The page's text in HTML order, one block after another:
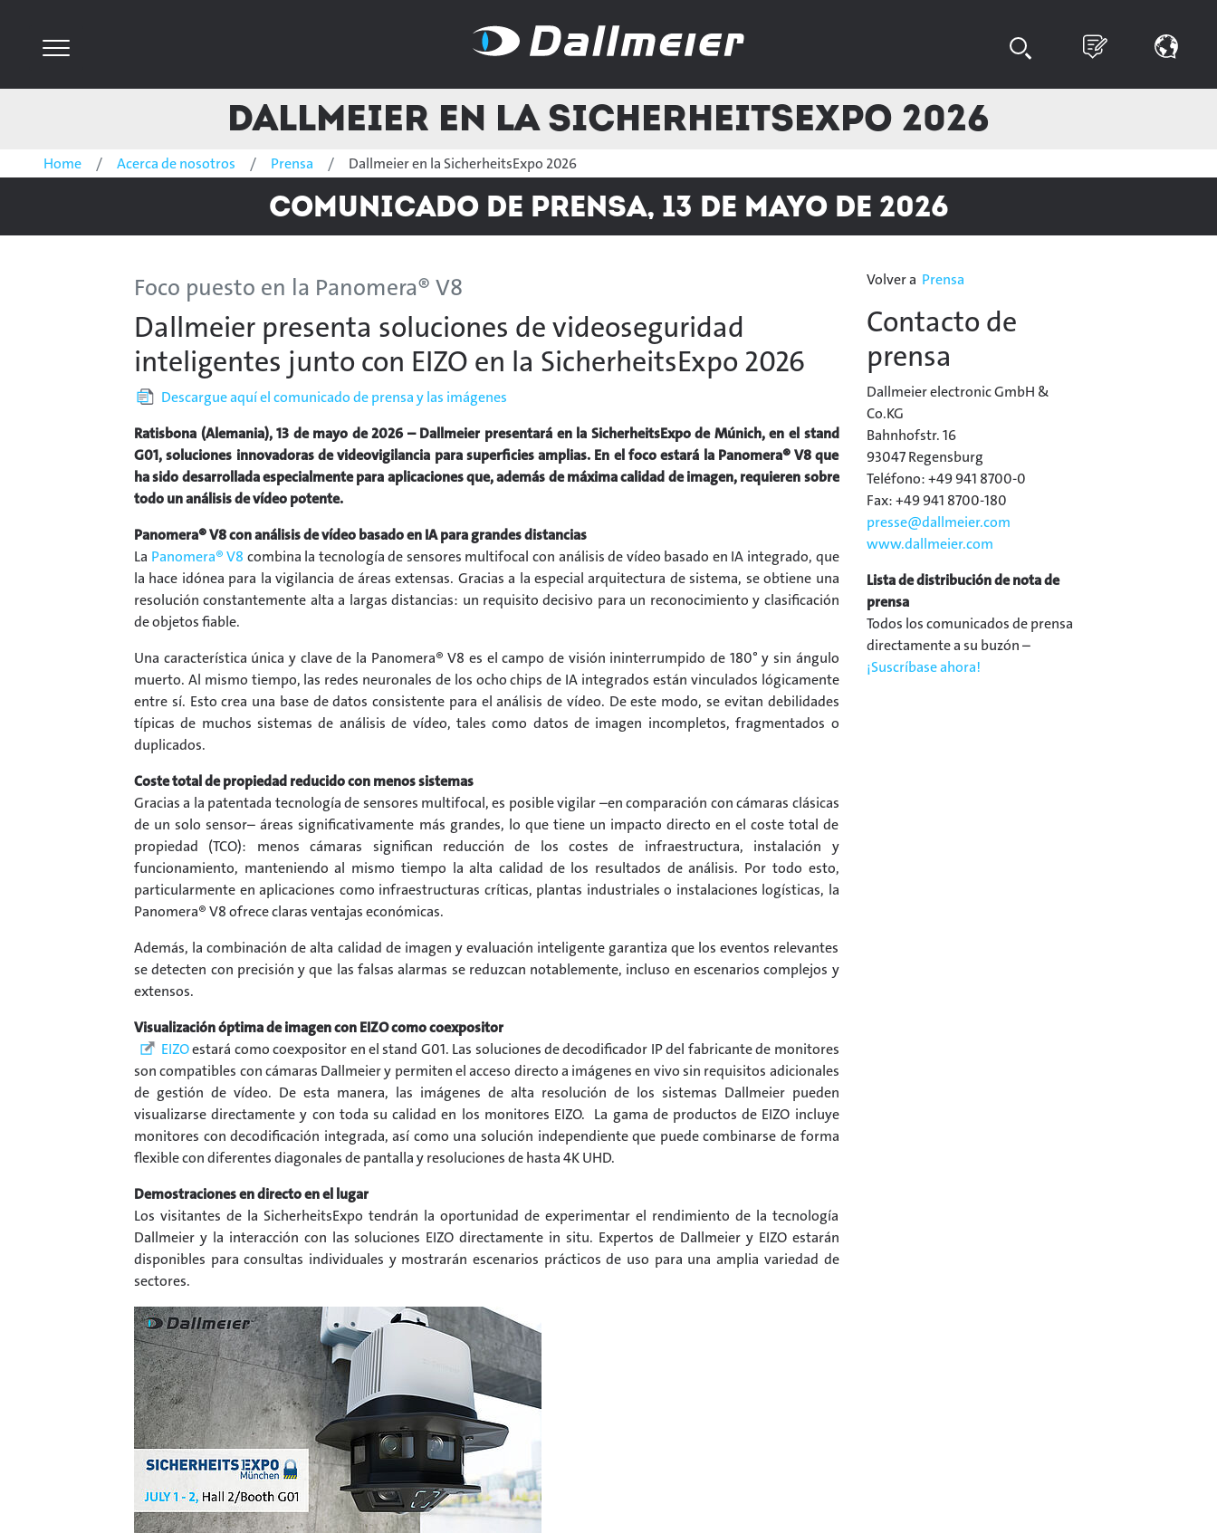
Dallmeier en la SicherheitsExpo 2026
Home Acerca de nosotros Prensa Dallmeier en la SicherheitsExpo 2026
Comunicado de prensa, 13 de mayo de 2026
Foco puesto en la Panomera® V8
Dallmeier presenta soluciones de videoseguridad
inteligentes junto con EIZO en la SicherheitsExpo 2026
Descargue aquí el comunicado de prensa y las imágenes
Ratisbona (Alemania), 13 de mayo de 2026 – Dallmeier presentará en la SicherheitsExpo de Múnich, en el stand
G01, soluciones innovadoras de videovigilancia para superficies amplias. En el foco estará la Panomera® V8 que
ha sido desarrollada especialmente para aplicaciones que, además de máxima calidad de imagen, requieren sobre
todo un análisis de vídeo potente.
Panomera® V8 con análisis de vídeo basado en IA para grandes distancias
La Panomera® V8 combina la tecnología de sensores multifocal con análisis de vídeo basado en IA integrado, que
la hace idónea para la vigilancia de áreas extensas. Gracias a la especial arquitectura de sistema, se obtiene una
resolución constantemente alta a largas distancias: un requisito decisivo para un reconocimiento y clasificación
de objetos fiable.
Una característica única y clave de la Panomera® V8 es el campo de visión ininterrumpido de 180° y sin ángulo
muerto. Al mismo tiempo, las redes neuronales de los ocho chips de IA integrados están vinculados lógicamente
entre sí. Esto crea una base de datos consistente para el análisis de vídeo. De este modo, se evitan debilidades
típicas de muchos sistemas de análisis de vídeo, tales como datos de imagen incompletos, fragmentados o
duplicados.
Coste total de propiedad reducido con menos sistemas
Gracias a la patentada tecnología de sensores multifocal, es posible vigilar –en comparación con cámaras clásicas
de un solo sensor– áreas significativamente más grandes, lo que tiene un impacto directo en el coste total de
propiedad (TCO): menos cámaras significan reducción de los costes de infraestructura, instalación y
funcionamiento, manteniendo al mismo tiempo la alta calidad de los resultados de análisis. Por todo esto,
particularmente en aplicaciones como infraestructuras críticas, plantas industriales o instalaciones logísticas, la
Panomera® V8 ofrece claras ventajas económicas.
Además, la combinación de alta calidad de imagen y evaluación inteligente garantiza que los eventos relevantes
se detecten con precisión y que las falsas alarmas se reduzcan notablemente, incluso en escenarios complejos y
extensos.
Visualización óptima de imagen con EIZO como coexpositor
EIZOestará como coexpositor en el stand G01. Las soluciones de decodificador IP del fabricante de monitores
son compatibles con cámaras Dallmeier y permiten el acceso directo a imágenes en vivo sin requisitos adicionales
de gestión de vídeo. De esta manera, las imágenes de alta resolución de los sistemas Dallmeier pueden
visualizarse directamente y con toda su calidad en los monitores EIZO. La gama de productos de EIZO incluye
monitores con decodificación integrada, así como una solución independiente que puede combinarse de forma
flexible con diferentes diagonales de pantalla y resoluciones de hasta 4K UHD.
Demostraciones en directo en el lugar
Los visitantes de la SicherheitsExpo tendrán la oportunidad de experimentar el rendimiento de la tecnología
Dallmeier y la interacción con las soluciones EIZO directamente in situ. Expertos de Dallmeier y EIZO estarán
disponibles para consultas individuales y mostrarán escenarios prácticos de uso para una amplia variedad de
sectores.
Volver a Prensa
Contacto de
prensa
Dallmeier electronic GmbH &
Co.KG
Bahnhofstr. 16
93047 Regensburg
Teléfono: +49 941 8700-0
Fax: +49 941 8700-180
presse@dallmeier.com
www.dallmeier.com
Lista de distribución de nota de
prensa
Todos los comunicados de prensa
directamente a su buzón –
¡Suscríbase ahora!